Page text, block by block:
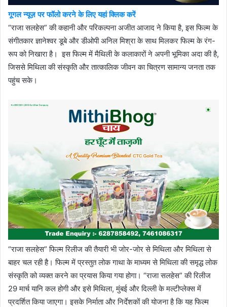
गूगल न्यूज़ पर फॉलो करने के लिए यहां क्लिक करें
“राजा सलहेस” की कहानी और परिकल्पना अजीत आजाद ने किया है, इस फिल्म के
संगीतकार ज्ञानेश्वर डूबे और डीओपी अनिल मिश्रा के साथ मिलकर फिल्म के रंग-
रूप को निखारा है। इस फिल्म में मैथिली के कलाकारों ने अपनी भूमिका अदा की है,
जिससे मिथिला की संस्कृति और तात्कालिक जीवन का चित्रण सामान्य जनता तक
पहुंच सके।
“राजा सलहेस” फिल्म रिलीज की तैयारी भी जोर-जोर से मिथिला और मिथिला से
बाहर चल रही है। फिल्म में प्रस्तुत लोक गाथा के माध्यम से मिथिला की समृद्ध लोक
संस्कृति को व्यक्त करने का प्रयास किया गया होगा। “राजा सलहेस” की रिलीज
29 मार्च यानि कल होगी और इसे मिथिला, मुंबई और दिल्ली के मल्टीप्लेक्स में
प्रदर्शित किया जाएगा। इसके निर्माता और निर्देशकों की योजना है कि यह फिल्म